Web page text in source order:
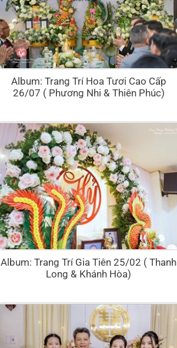
Album: Trang Trí Hoa Tươi Cao Cấp
26/07 ( Phương Nhi & Thiên Phúc)
Album: Trang Trí Gia Tiên 25/02 ( Thanh
Long & Khánh Hòa)